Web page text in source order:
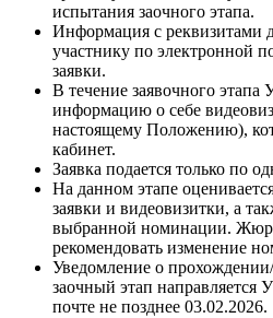
испытания заочного этапа.
Информация с реквизитами
участнику по электронной
заявки.
В течение заявочного этапа
информацию о себе
настоящему Положению),
кабинет.
Заявка подается только по
На данном этапе
заявки и видеовизитки, а
выбранной номинации.
рекомендовать изменение
Уведомление о
заочный этап направляется
почте не позднее 03.02.2026.